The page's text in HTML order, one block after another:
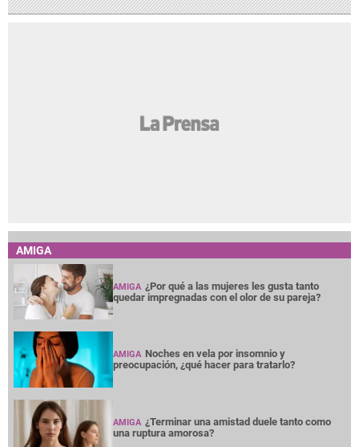
AMIGA
AMIGA ¿Por qué a las mujeres les gusta tanto
quedar impregnadas con el olor de su pareja?
AMIGA Noches en vela por insomnio y
preocupación, ¿qué hacer para tratarlo?
AMIGA ¿Terminar una amistad duele tanto como
una ruptura amorosa?